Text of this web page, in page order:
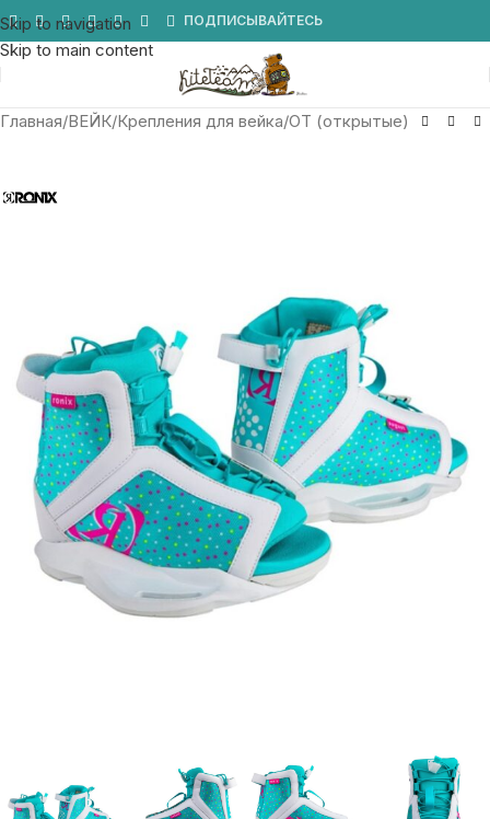
Skip to navigation
Skip to main content
ПОДПИСЫВАЙТЕСЬ
Главная/ВЕЙК/Крепления для вейка/OT (открытые)